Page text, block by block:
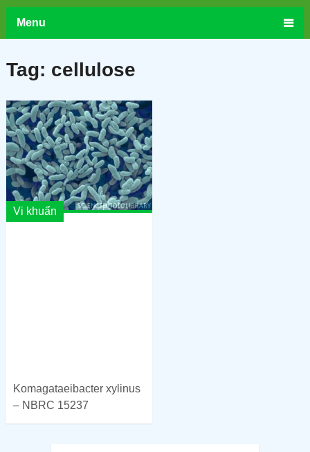
Menu
Tag: cellulose
Vi khuẩn
Komagataeibacter xylinus
– NBRC 15237